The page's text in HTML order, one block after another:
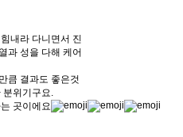
내라 다니면서 진
과 성을 다해 케어
큼 결과도 좋은것
위기구요.
곳이에요